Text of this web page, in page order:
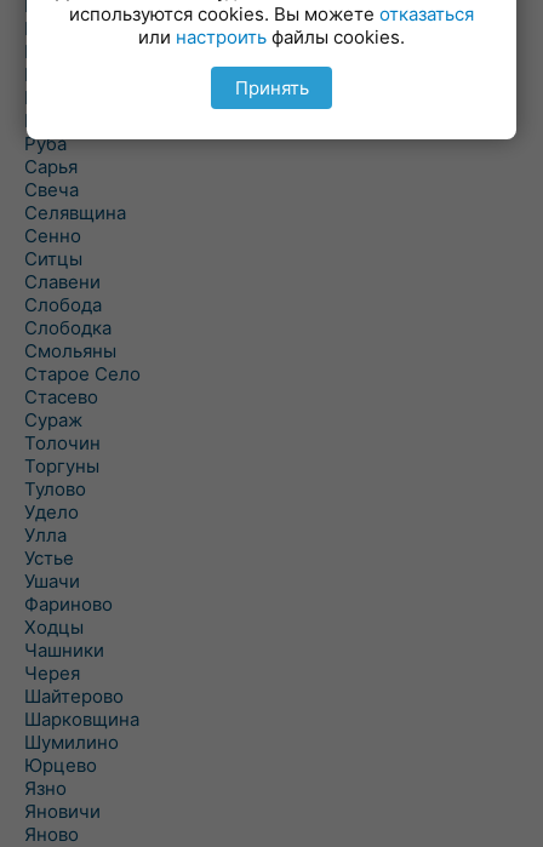
Погоща
Подсвилье
Полоцк
Поставы
Прозороки
Россоны
Руба
Сарья
Свеча
Селявщина
Сенно
Ситцы
Славени
Слобода
Слободка
Смольяны
Старое Село
Стасево
Сураж
Толочин
Торгуны
Тулово
Удело
Улла
Устье
Ушачи
Фариново
Ходцы
Чашники
Черея
Шайтерово
Шарковщина
Шумилино
Юрцево
Язно
Яновичи
Яново
используются cookies. Вы можете отказаться
или настроить файлы cookies.
Принять